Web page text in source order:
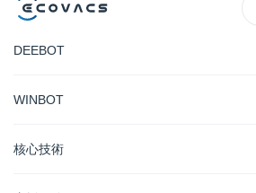
DEEBOT
WINBOT
核心技術